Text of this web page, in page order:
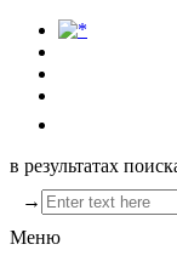
в результатах
→
Меню